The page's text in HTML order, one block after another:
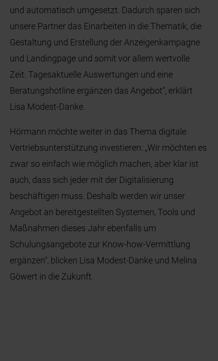
und automatisch umgesetzt. Dadurch sparen sich
unsere Partner das Einarbeiten in die Thematik, die
Gestaltung und Erstellung der Anzeigenkampagne
und Landingpage und somit vor allem wertvolle
Zeit. Tagesaktuelle Auswertungen und eine
Beratungshotline ergänzen das Angebot“, erklärt
Lisa Modest-Danke.
Hörmann möchte weiter in das Thema digitale
Vertriebsunterstützung investieren: „Wir möchten es
zwar so einfach wie möglich machen, aber klar ist
auch, dass sich jeder mit der Digitalisierung
beschäftigen muss. Deshalb werden wir unser
Angebot an bereitgestellten Systemen, Tools und
Maßnahmen dieses Jahr ebenfalls um
Schulungsangebote zur Know-how-Vermittlung
ergänzen“, blicken Lisa Modest-Danke und Melina
Göwert in die Zukunft.